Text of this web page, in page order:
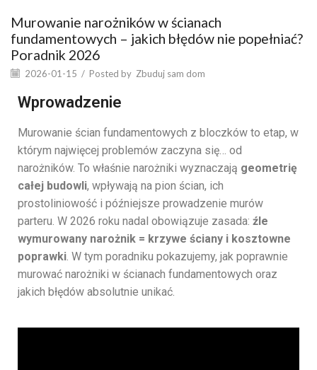
Murowanie narożników w ścianach
fundamentowych – jakich błędów nie popełniać?
Poradnik 2026
2026-01-15 / Posted by Zbuduj sam dom
Wprowadzenie
Murowanie ścian fundamentowych z bloczków to etap, w
którym najwięcej problemów zaczyna się… od
narożników. To właśnie narożniki wyznaczają geometrię
całej budowli, wpływają na pion ścian, ich
prostoliniowość i późniejsze prowadzenie murów
parteru. W 2026 roku nadal obowiązuje zasada: źle
wymurowany narożnik = krzywe ściany i kosztowne
poprawki . W tym poradniku pokazujemy, jak poprawnie
murować narożniki w ścianach fundamentowych oraz
jakich błędów absolutnie unikać.